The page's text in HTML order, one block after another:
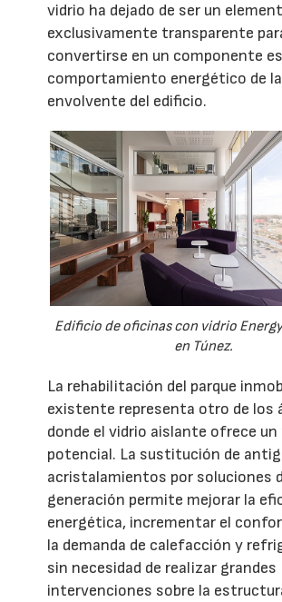
vidrio ha dejado de ser un
exclusivamente transparente
convertirse en un componente
comportamiento energético de la
envolvente del edificio.
Edificio de oficinas con vidrio Energy
en Túnez.
La rehabilitación del parque
existente representa otro de los
donde el vidrio aislante ofrece un
potencial. La sustitución de
acristalamientos por soluciones
generación permite mejorar la
energética, incrementar el
la demanda de calefacción y
sin necesidad de realizar grandes
intervenciones sobre la